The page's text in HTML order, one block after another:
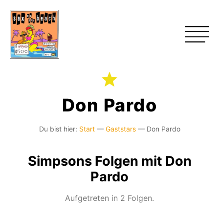
Don Pardo
Du bist hier: Start— Gaststars— Don Pardo
Simpsons Folgen mit Don
Pardo
Aufgetreten in 2 Folgen.